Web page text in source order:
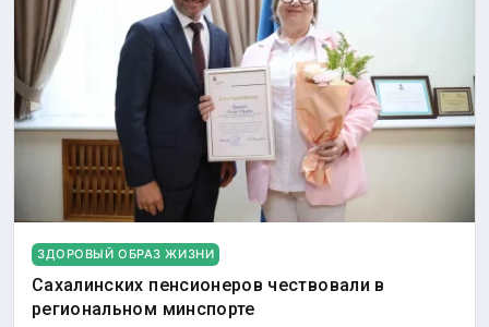
ЗДОРОВЫЙ ОБРАЗ ЖИЗНИ
Сахалинских пенсионеров чествовали в
региональном минспорте